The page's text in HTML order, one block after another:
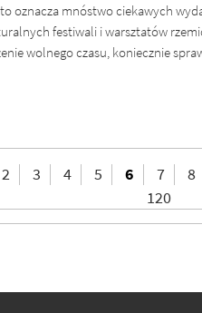
oznacza mnóstwo ciekawych
festiwali i warsztatów
wolnego czasu, koniecznie
2 3 4 5 6 7 8
120